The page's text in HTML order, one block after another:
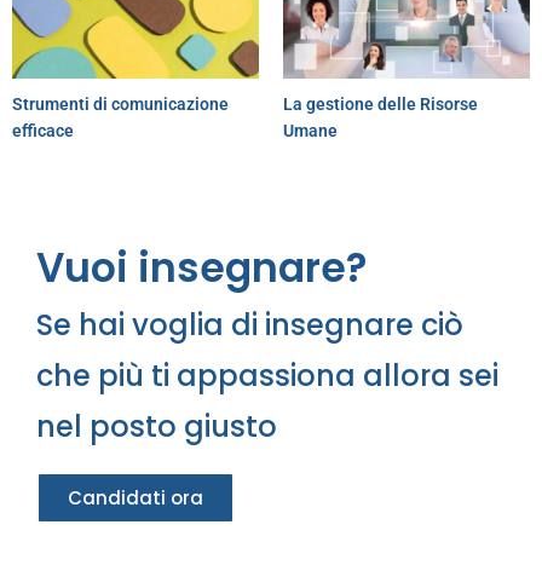
Strumenti di comunicazione
efficace
La gestione delle Risorse
Umane
Vuoi insegnare?
Se hai voglia di insegnare ciò
che più ti appassiona allora sei
nel posto giusto
Candidati ora